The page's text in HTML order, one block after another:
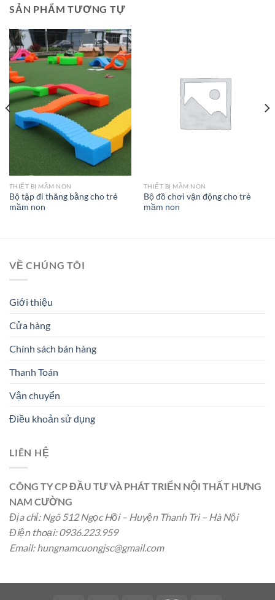
SẢN PHẨM TƯƠNG TỰ
THIẾT BỊ MẦM NON
Bộ tập đi thăng bằng cho trẻ
mầm non
THIẾT BỊ MẦM NON
Bộ đồ chơi vận động cho trẻ
mầm non
VỀ CHÚNG TÔI
Giới thiệu
Cửa hàng
Chính sách bán hàng
Thanh Toán
Vận chuyển
Điều khoản sử dụng
LIÊN HỆ
CÔNG TY CP ĐẦU TƯ VÀ PHÁT TRIỂN NỘI THẤT HƯNG
NAM CƯỜNG
Địa chỉ: Ngõ 512 Ngọc Hồi – Huyện Thanh Trì – Hà Nội
Điện thoại: 0936.223.959
Email:hungnamcuongjsc@gmail.com